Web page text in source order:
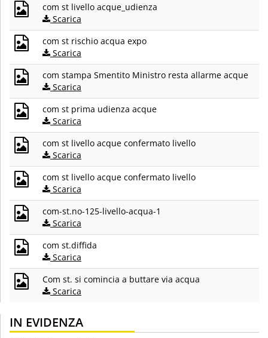
com st livello acque_udienza
Scarica
com st rischio acqua expo
Scarica
com stampa Smentito Ministro resta allarme acque
Scarica
com st prima udienza acque
Scarica
com st livello acque confermato livello
Scarica
com st livello acque confermato livello
Scarica
com-st.no-125-livello-acqua-1
Scarica
com st.diffida
Scarica
Com st. si comincia a buttare via acqua
Scarica
IN EVIDENZA